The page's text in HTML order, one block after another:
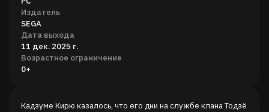
Издатель
SEGA
Дата выхода
11 дек. 2025 г.
Возрастное ограничение
0+
Кадзуме Кирю казалось, что его дни на службе клана Тодзё